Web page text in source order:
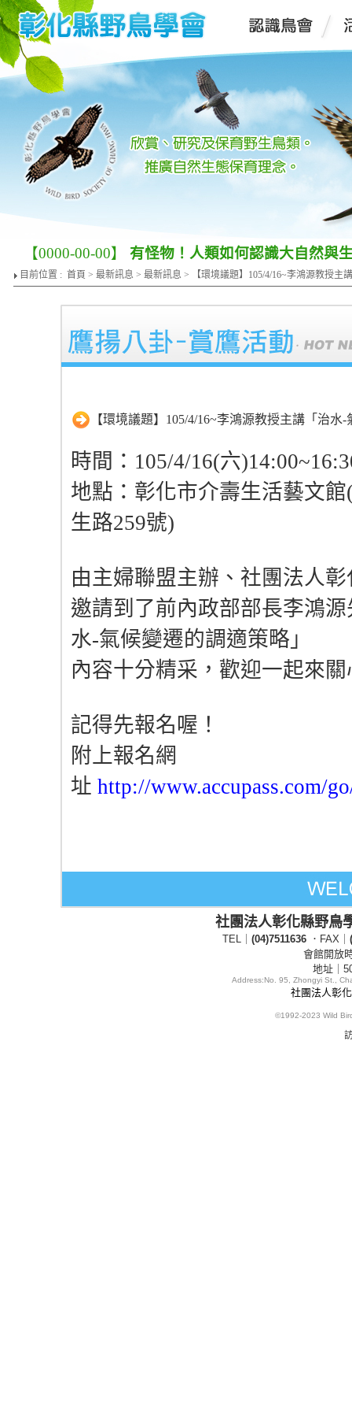
【0000-00-00】 有怪物！人類如何認識大自然與
目前位置 : 首頁 >最新訊息 >最新訊息 > 【環境議題】105/4/16~李鴻源教授主
【環境議題】105/4/16~李鴻源教授主講「治水
時間：105/4/16(六
地點：彰化市介壽生活藝文
生路259號)
由主婦聯盟主辦、社團法人
邀請到了前內政部部長李鴻
水-氣候變遷的調適策略」
內容十分精采，歡迎一起來關
記得先報名喔！
附上報名網
址 http://www.accupass.com/
社團法人彰化縣野鳥
TEL｜ (04)7511636 ．FAX｜
會館開放
地址｜
Address:No. 95, Zhongyi St.,
社團法人彰
©1992-2023 Wild